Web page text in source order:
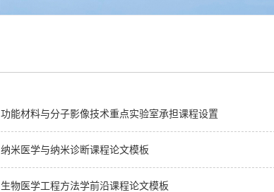
功能材料与分子影像技术重点实验室承担课程设置
纳米医学与纳米诊断课程论文模板
生物医学工程方法学前沿课程论文模板